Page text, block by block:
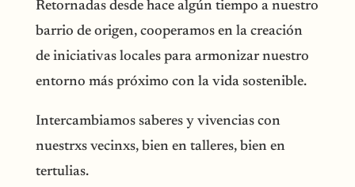
Retornadas desde hace algún tiempo a nuestro
barrio de origen, cooperamos en la creación
de iniciativas locales para armonizar nuestro
entorno más próximo con la vida sostenible.
Intercambiamos saberes y vivencias con
nuestrxs vecinxs, bien en talleres, bien en
tertulias.